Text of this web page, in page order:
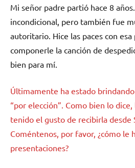
Mi señor padre partió hace 8
incondicional, pero también fue
autoritario. Hice las paces con
componerle la canción de
bien para mí.
Últimamente ha estado
“por elección”. Como bien lo
tenido el gusto de recibirla desde
Coméntenos, por favor, ¿cómo le
presentaciones?